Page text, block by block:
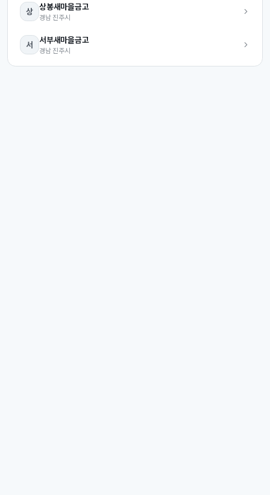
상 상봉새마을금고
경남 진주시
서 서부새마을금고
경남 진주시